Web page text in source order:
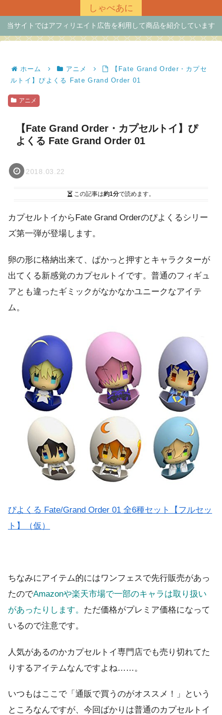
しゃべあに
当サイトではアフィリエイト広告を利用して商品を紹介しています
ホーム アニメ
【Fate Grand Order・カプセ
ルトイ】ぴよくる Fate Grand Order 01
アニメ
【Fate Grand Order・カプセルトイ】ぴ
よくる Fate Grand Order 01
2018.03.22
この記事は約1分で読めます。
カプセルトイからFate Grand Orderのぴよくるシリー
ズ第一弾が登場します。
卵の形に格納出来て、ぱかっと押すとキャラクターが
出てくる新感覚のカプセルトイです。普通のフィギュ
アとも違ったギミックがなかなかユニークなアイテ
ム。
ぴよくる Fate/Grand Order 01 全6種セット【フルセッ
ト】（仮）
ちなみにアイテム的にはワンフェスで先行販売があっ
たのでAmazonや楽天市場で一部のキャラは取り扱い
があったりします。 ただ価格がプレミア価格になって
いるので注意です。
人気があるのかカプセルトイ専門店でも売り切れてた
りするアイテムなんですよね……。
いつもはここで「通販で買うのがオススメ！」という
ところなんですが、今回ばかりは普通のカプセルトイ